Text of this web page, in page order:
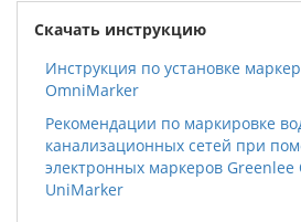
Скачать инструкцию
Инструкция по установке
OmniMarker
Рекомендации по маркировке
канализационных сетей при
электронных маркеров
UniMarker